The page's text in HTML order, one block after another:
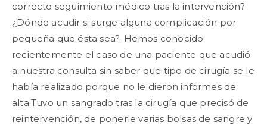
correcto seguimiento médico tras la intervención?
¿Dónde acudir si surge alguna complicación por
pequeña que ésta sea?. Hemos conocido
recientemente el caso de una paciente que acudió
a nuestra consulta sin saber que tipo de cirugía se le
había realizado porque no le dieron informes de
alta.Tuvo un sangrado tras la cirugía que precisó de
reintervención, de ponerle varias bolsas de sangre y